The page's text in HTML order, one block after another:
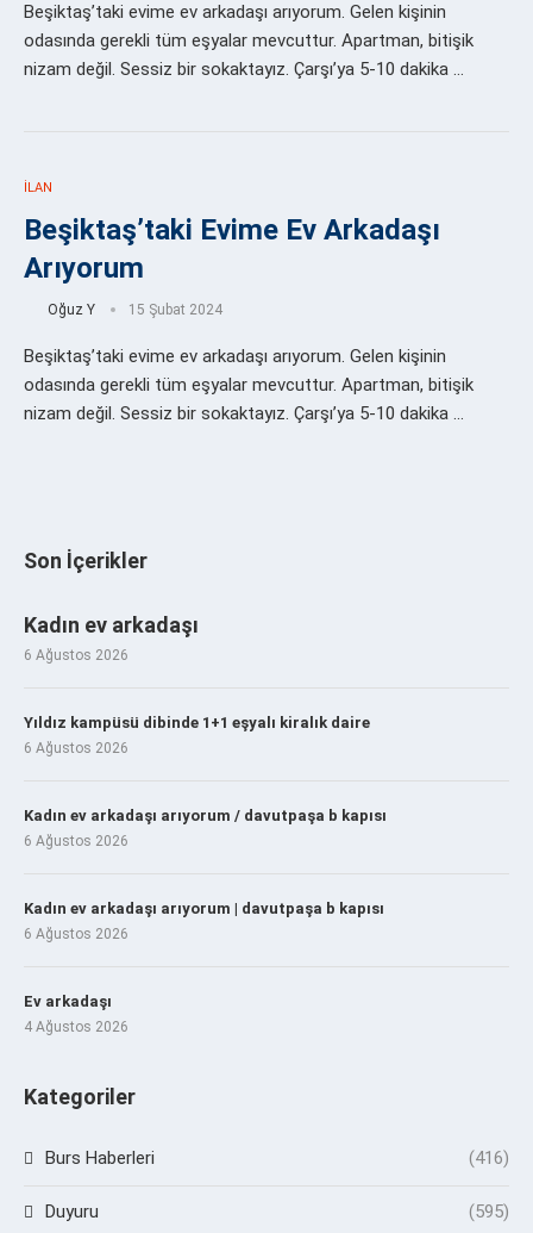
Beşiktaş’taki evime ev arkadaşı arıyorum. Gelen kişinin
odasında gerekli tüm eşyalar mevcuttur. Apartman, bitişik
nizam değil. Sessiz bir sokaktayız. Çarşı’ya 5-10 dakika …
İLAN
Beşiktaş’taki Evime Ev Arkadaşı
Arıyorum
Oğuz Y 15 Şubat 2024
Beşiktaş’taki evime ev arkadaşı arıyorum. Gelen kişinin
odasında gerekli tüm eşyalar mevcuttur. Apartman, bitişik
nizam değil. Sessiz bir sokaktayız. Çarşı’ya 5-10 dakika …
Son İçerikler
Kadın ev arkadaşı
6 Ağustos 2026
Yıldız kampüsü dibinde 1+1 eşyalı kiralık daire
6 Ağustos 2026
Kadın ev arkadaşı arıyorum / davutpaşa b kapısı
6 Ağustos 2026
Kadın ev arkadaşı arıyorum | davutpaşa b kapısı
6 Ağustos 2026
Ev arkadaşı
4 Ağustos 2026
Kategoriler
Burs Haberleri (416)
Duyuru (595)